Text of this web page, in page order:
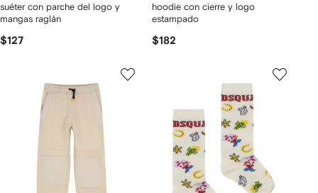
suéter con parche del logo y
mangas raglán
$127
hoodie con cierre y logo
estampado
$182